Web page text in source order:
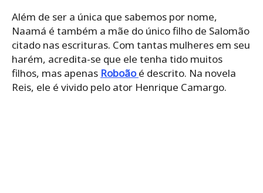
Além de ser a única que sabemos por nome,
Naamá é também a mãe do único filho de Salomão
citado nas escrituras. Com tantas mulheres em seu
harém, acredita-se que ele tenha tido muitos
filhos, mas apenas Roboão é descrito. Na novela
Reis, ele é vivido pelo ator Henrique Camargo.